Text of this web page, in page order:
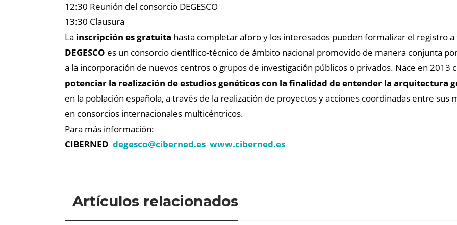
12:30 Reunión del consorcio DEGESCO
13:30 Clausura
La inscripción es gratuita hasta completar aforo y los interesados pueden formalizar el registro
DEGESCO es un consorcio científico-técnico de ámbito nacional promovido de manera conjunta
a la incorporación de nuevos centros o grupos de investigación públicos o privados. Nace en 2013
potenciar la realización de estudios genéticos con la finalidad de entender la arquitectura
en la población española, a través de la realización de proyectos y acciones coordinadas entre
en consorcios internacionales multicéntricos.
Para más información:
CIBERNED degesco@ciberned.es www.ciberned.es
Artículos relacionados